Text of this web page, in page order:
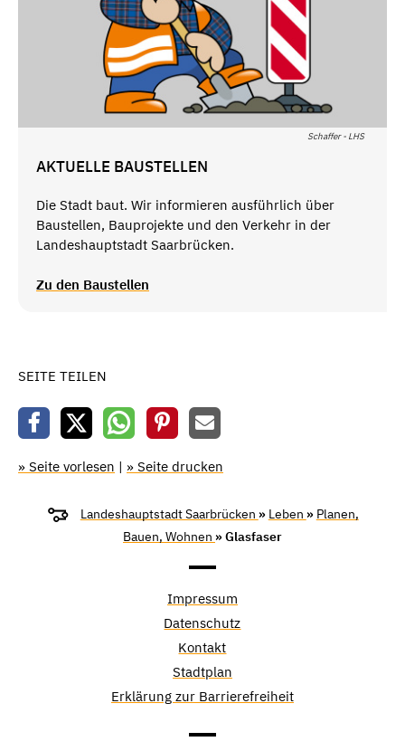
Schaffer - LHS
AKTUELLE BAUSTELLEN
Die Stadt baut. Wir informieren ausführlich über
Baustellen, Bauprojekte und den Verkehr in der
Landeshauptstadt Saarbrücken.
Zu den Baustellen
SEITE TEILEN
» Seite vorlesen | » Seite drucken
Landeshauptstadt Saarbrücken » Leben » Planen,
Bauen, Wohnen » Glasfaser
Impressum
Datenschutz
Kontakt
Stadtplan
Erklärung zur Barrierefreiheit